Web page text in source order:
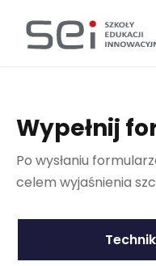
Wypełnij
Po wysłaniu
celem wyjaśnienia